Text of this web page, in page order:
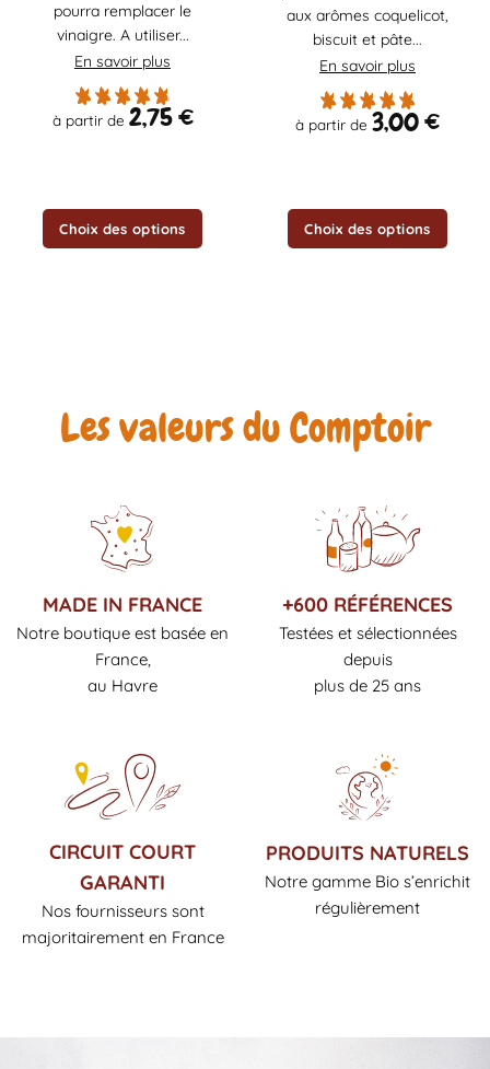
pourra remplacer le
vinaigre. A utiliser...
En savoir plus
à partir de 2,75€
Choix des options
options
peuvent
aux arômes coquelicot,
biscuit et pâte...
En savoir plus
à partir de 3,00€
Choix des options
options
peuvent
Les valeurs du Comptoir
MADE IN FRANCE
Notre boutique est basée en
France,
au Havre
+600 RÉFÉRENCES
Testées et sélectionnées
depuis
plus de 25 ans
CIRCUIT COURT
GARANTI
Nos fournisseurs sont
majoritairement en France
PRODUITS NATURELS
Notre gamme Bio s’enrichit
régulièrement